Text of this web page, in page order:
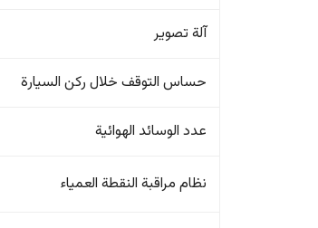
آلة تصوير
حساس التوقف خلال ركن السيارة
عدد الوسائد الهوائية
نظام مراقبة النقطة العمياء